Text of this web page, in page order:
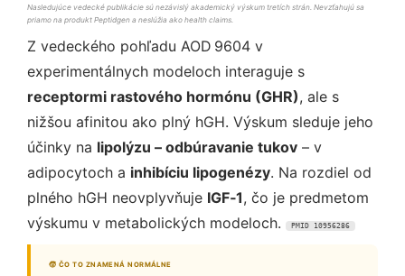
Nasledujúce vedecké publikácie sú nezávislý akademický výskum tretích strán. Nevzťahujú sa
priamo na produkt Peptidgen a neslúžia ako health claims.
Z vedeckého pohľadu AOD 9604 v
experimentálnych modeloch interaguje s
receptormi rastového hormónu (GHR), ale s
nižšou afinitou ako plný hGH. Výskum sleduje jeho
účinky na lipolýzu – odbúravanie tukov – v
adipocytoch a inhibíciu lipogenézy. Na rozdiel od
plného hGH neovplyvňuje IGF‑1, čo je predmetom
výskumu v metabolických modeloch.
PMID 10956286
🧒 ČO TO ZNAMENÁ NORMÁLNE